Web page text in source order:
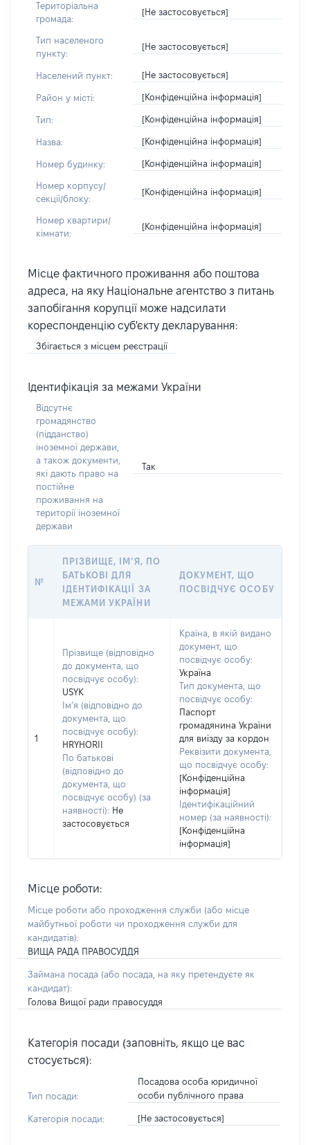
Територіальна
громада:
[Не застосовується]
Тип населеного
пункту:
[Не застосовується]
Населений пункт: [Не застосовується]
Район у місті: [Конфіденційна інформація]
Тип: [Конфіденційна інформація]
Назва: [Конфіденційна інформація]
Номер будинку: [Конфіденційна інформація]
Номер корпусу/
секції/блоку:
[Конфіденційна інформація]
Номер квартири/
кімнати:
[Конфіденційна інформація]
Місце фактичного проживання або поштова
адреса, на яку Національне агентство з питань
запобігання корупції може надсилати
кореспонденцію суб'єкту декларування:
Збігається з місцем реєстрації
Ідентифікація за межами України
Відсутнє
громадянство
(підданство)
іноземної держави,
а також документи,
які дають право на
постійне
проживання на
території іноземної
держави
Так
№
ПРІЗВИЩЕ, ІМ’Я, ПО
БАТЬКОВІ ДЛЯ
ІДЕНТИФІКАЦІЇ ЗА
МЕЖАМИ УКРАЇНИ
ДОКУМЕНТ, ЩО
ПОСВІДЧУЄ ОСОБУ
1
Прізвище (відповідно
до документа, що
посвідчує особу):
USYK
Ім’я (відповідно до
документа, що
посвідчує особу):
HRYHORII
По батькові
(відповідно до
документа, що
посвідчує особу) (за
наявності): Не
застосовується
Країна, в якій видано
документ, що
посвідчує особу:
Україна
Тип документа, що
посвідчує особу:
Паспорт
громадянина України
для виїзду за кордон
Реквізити документа,
що посвідчує особу:
[Конфіденційна
інформація]
Ідентифікаційний
номер (за наявності):
[Конфіденційна
інформація]
Місце роботи:
Місце роботи або проходження служби (або місце
майбутньої роботи чи проходження служби для
кандидатів):
ВИЩА РАДА ПРАВОСУДДЯ
Займана посада (або посада, на яку претендуєте як
кандидат):
Голова Вищої ради правосуддя
Категорія посади (заповніть, якщо це вас
стосується):
Тип посади:
Посадова особа юридичної
особи публічного права
Категорія посади: [Не застосовується]